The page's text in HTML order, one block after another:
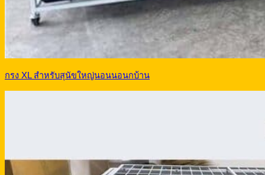
กรง XL สำหรับสุนัขใหญ่นอนนอนกบ้าน